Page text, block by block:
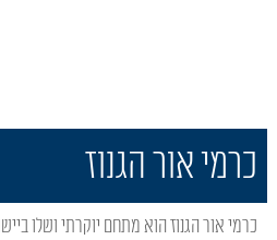
כרמי אור הגנוז
כרמי אור הגנוז הוא מתחם יוקרתי ושלו ביישוב אור הגנוז הצופה אל הרי מירון